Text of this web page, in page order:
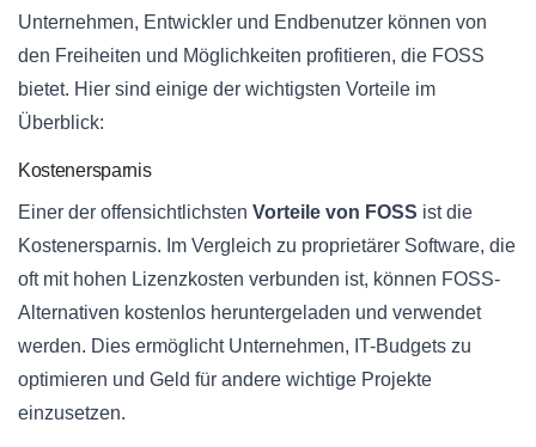
Unternehmen, Entwickler und Endbenutzer können von
den Freiheiten und Möglichkeiten profitieren, die FOSS
bietet. Hier sind einige der wichtigsten Vorteile im
Überblick:
Kostenersparnis
Einer der offensichtlichsten Vorteile von FOSS ist die
Kostenersparnis. Im Vergleich zu proprietärer Software, die
oft mit hohen Lizenzkosten verbunden ist, können FOSS-
Alternativen kostenlos heruntergeladen und verwendet
werden. Dies ermöglicht Unternehmen, IT-Budgets zu
optimieren und Geld für andere wichtige Projekte
einzusetzen.